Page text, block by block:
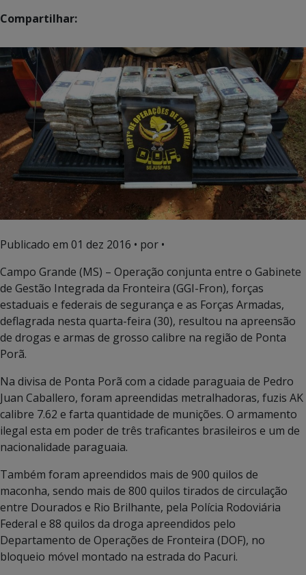
Compartilhar:
Publicado em 01 dez 2016 • por •
Campo Grande (MS) – Operação conjunta entre o Gabinete
de Gestão Integrada da Fronteira (GGI-Fron), forças
estaduais e federais de segurança e as Forças Armadas,
deflagrada nesta quarta-feira (30), resultou na apreensão
de drogas e armas de grosso calibre na região de Ponta
Porã.
Na divisa de Ponta Porã com a cidade paraguaia de Pedro
Juan Caballero, foram apreendidas metralhadoras, fuzis AK
calibre 7.62 e farta quantidade de munições. O armamento
ilegal esta em poder de três traficantes brasileiros e um de
nacionalidade paraguaia.
Também foram apreendidos mais de 900 quilos de
maconha, sendo mais de 800 quilos tirados de circulação
entre Dourados e Rio Brilhante, pela Polícia Rodoviária
Federal e 88 quilos da droga apreendidos pelo
Departamento de Operações de Fronteira (DOF), no
bloqueio móvel montado na estrada do Pacuri.